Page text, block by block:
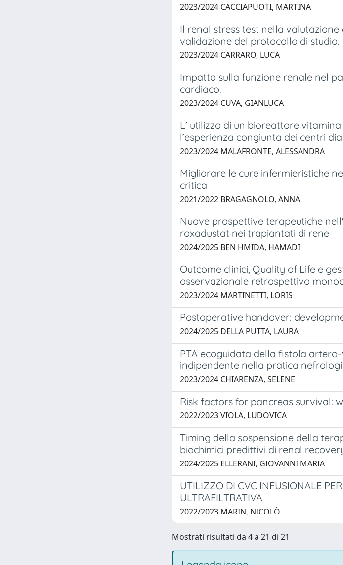
2023/2024 CACCIAPUOTI, MARTINA
Il renal stress test nella
validazione del protocollo di studio.
2023/2024 CARRARO, LUCA
Impatto sulla funzione renale nel
cardiaco.
2023/2024 CUVA, GIANLUCA
L’ utilizzo di un bioreattore
l’esperienza congiunta dei centri
2023/2024 MALAFRONTE, ALESSANDRA
Migliorare le cure infermieristiche
critica
2021/2022 BRAGAGNOLO, ANNA
Nuove prospettive terapeutiche
roxadustat nei trapiantati di rene
2024/2025 BEN HMIDA, HAMADI
Outcome clinici, Quality of Life e
osservazionale retrospettivo
2023/2024 MARTINETTI, LORIS
Postoperative handover:
2024/2025 DELLA PUTTA, LAURA
PTA ecoguidata della fistola
indipendente nella pratica
2023/2024 CHIARENZA, SELENE
Risk factors for pancreas survival:
2022/2023 VIOLA, LUDOVICA
Timing della sospensione della
biochimici predittivi di renal
2024/2025 ELLERANI, GIOVANNI MARIA
UTILIZZO DI CVC INFUSIONALE
ULTRAFILTRATIVA
2022/2023 MARIN, NICOLÒ
Mostrati risultati da 4 a 21 di 21